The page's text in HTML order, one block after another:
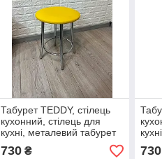
Табурет TEDDY, стілець
кухонний, стілець для
кухні, металевий табурет
із м'яким сидінням
730₴
із
730